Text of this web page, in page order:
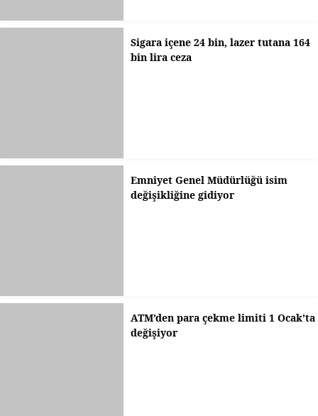
Sigara içene 24 bin, lazer tutana 164
bin lira ceza
Emniyet Genel Müdürlüğü isim
değişikliğine gidiyor
ATM’den para çekme limiti 1 Ocak’ta
değişiyor